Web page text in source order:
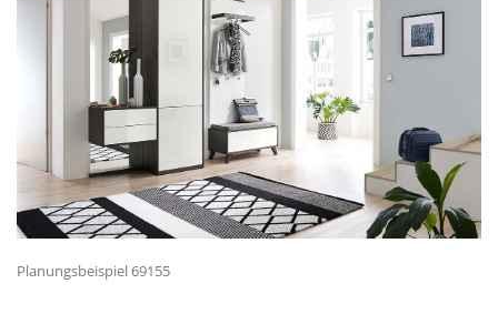
Planungsbeispiel 69155